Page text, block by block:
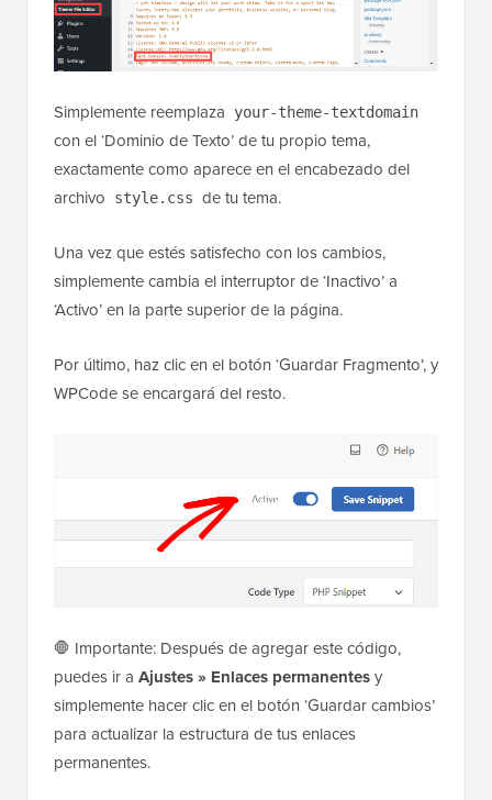
Simplemente reemplaza your-theme-textdomain
con el ‘Dominio de Texto’ de tu propio tema,
exactamente como aparece en el encabezado del
archivo
style.css de tu tema.
Una vez que estés satisfecho con los cambios,
simplemente cambia el interruptor de ‘Inactivo’ a
‘Activo’ en la parte superior de la página.
Por último, haz clic en el botón ‘Guardar Fragmento’, y
WPCode se encargará del resto.
🛑 Importante: Después de agregar este código,
puedes ir a Ajustes » Enlaces permanentesy
simplemente hacer clic en el botón ‘Guardar cambios’
para actualizar la estructura de tus enlaces
permanentes.